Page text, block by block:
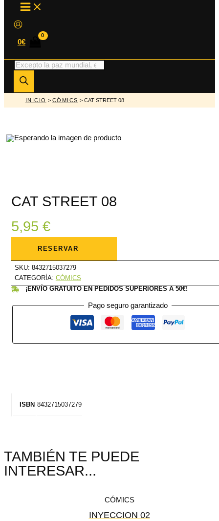
MAIN
MENU
0€
Búsqueda
de
productos
INICIO > CÓMICS > CAT STREET 08
CAT STREET 08
5,95 €
CAT
STREET
cantidad
RESERVAR
SKU: 8432715037279
CATEGORÍA: CÓMICS
¡ENVÍO GRATUITO EN PEDIDOS SUPERIORES A 50€!
Pago seguro garantizado
ISBN 8432715037279
TAMBIÉN TE PUEDE
INTERESAR...
CÓMICS
INYECCION 02